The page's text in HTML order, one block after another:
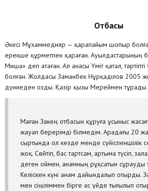
Отбасы
Әкесі Мұхаммедияр — қарапайым шопыр
ерекше құрметпен қараған. Ауылдастарының
Миша» деп атаған. Ал анасы Үміт қатал, тәртіпті
болған. Жолдасы Заманбек Нұрқаділов 2005
дүниеден озды. Қазір қызы Мереймен тұрады.
Маған Зәкең отбасын құруға ұсыныс
жауап берерімді білмедім. Арадағы 20
сыртында ол кезде менде сүйіспеншілік
жоқ. Сөйтіп, бас тартсам, артыма түсіп,
деген оймен, анамның рұқсатын сұрауды
Келіскен күні анам дайындалып отырды.
мен сіңіліммен бірге ас үйде тығылып